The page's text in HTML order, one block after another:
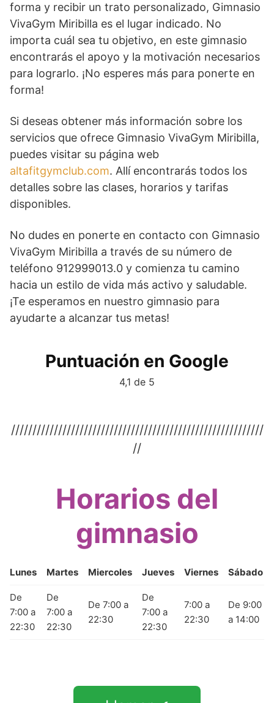
forma y recibir un trato personalizado, Gimnasio
VivaGym Miribilla es el lugar indicado. No
importa cuál sea tu objetivo, en este gimnasio
encontrarás el apoyo y la motivación necesarios
para lograrlo. ¡No esperes más para ponerte en
forma!
Si deseas obtener más información sobre los
servicios que ofrece Gimnasio VivaGym Miribilla,
puedes visitar su página web
altafitgymclub.com. Allí encontrarás todos los
detalles sobre las clases, horarios y tarifas
disponibles.
No dudes en ponerte en contacto con Gimnasio
VivaGym Miribilla a través de su número de
teléfono 912999013.0 y comienza tu camino
hacia un estilo de vida más activo y saludable.
¡Te esperamos en nuestro gimnasio para
ayudarte a alcanzar tus metas!
Puntuación en Google
4,1 de 5
///////////////////////////////////////////////////////////
//
Horarios del
gimnasio
Lunes Martes Miercoles Jueves Viernes Sábado
De
7:00 a
22:30
De
7:00 a
22:30
De 7:00 a
22:30
De
7:00 a
22:30
7:00 a
22:30
De 9:00
a 14:00